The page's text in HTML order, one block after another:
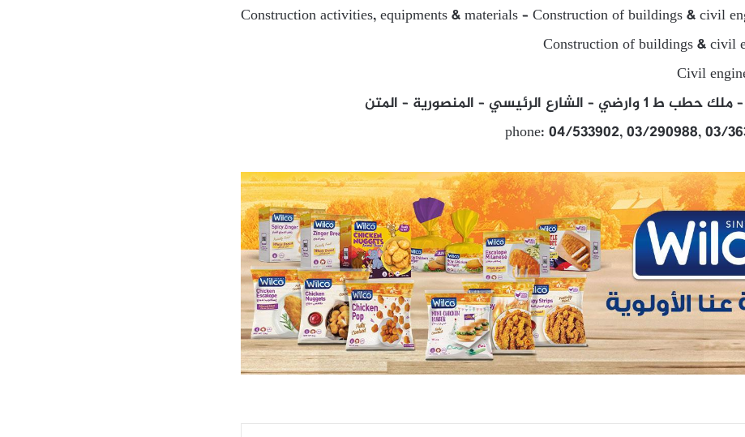
Construction activities, equipments & materials – Construction of buildings & civil
Construction of buildings & civil
Civil
الرئيسي – المنصورية – المتن
phone: 04/533902, 03/290988, 03/